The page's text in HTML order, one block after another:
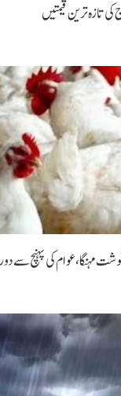
تازہ ترین قیمتیں
مہنگا، عوام کی پہنچ سے دور